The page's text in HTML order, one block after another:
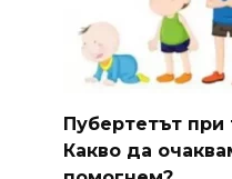
Пубертетът
Какво да